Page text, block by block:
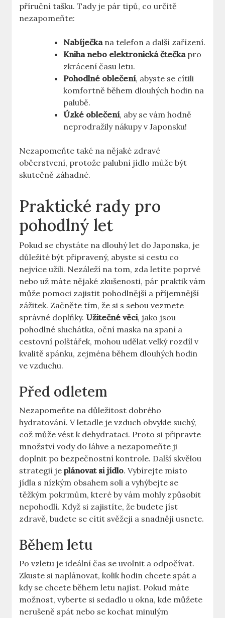
příruční tašku. Tady je pár tipů, co určitě
nezapomeňte:
Nabíječkana telefon a další zařízení.
Kniha nebo elektronická čtečkapro
zkrácení času letu.
Pohodlné oblečení, abyste se cítili
komfortně během dlouhých hodin na
palubě.
Úzké oblečení, aby se vám hodně
neprodražily nákupy v Japonsku!
Nezapomeňte také na nějaké zdravé
občerstvení, protože palubní jídlo může být
skutečně záhadné.
Praktické rady pro
pohodlný let
Pokud se chystáte na dlouhý let do Japonska, je
důležité být připravený, abyste si cestu co
nejvíce užili. Nezáleží na tom, zda letíte poprvé
nebo už máte nějaké zkušenosti, pár praktik vám
může pomoci zajistit pohodlnější a příjemnější
zážitek. Začněte tím, že si s sebou vezmete
správné doplňky. Užitečné věci, jako jsou
pohodlné sluchátka, oční maska na spaní a
cestovní polštářek, mohou udělat velký rozdíl v
kvalitě spánku, zejména během dlouhých hodin
ve vzduchu.
Před odletem
Nezapomeňte na důležitost dobrého
hydratování. V letadle je vzduch obvykle suchý,
což může vést k dehydrataci. Proto si připravte
množství vody do láhve a nezapomeňte ji
doplnit po bezpečnostní kontrole. Další skvělou
strategií jeplánovat si jídlo. Vybírejte místo
jídla s nízkým obsahem soli a vyhýbejte se
těžkým pokrmům, které by vám mohly způsobit
nepohodlí. Když si zajistíte, že budete jíst
zdravě, budete se cítit svěžeji a snadněji usnete.
Během letu
Po vzletu je ideální čas se uvolnit a odpočívat.
Zkuste si naplánovat, kolik hodin chcete spát a
kdy se chcete během letu najíst. Pokud máte
možnost, vyberte si sedadlo u okna, kde můžete
nerušeně spát nebo se kochat minulým